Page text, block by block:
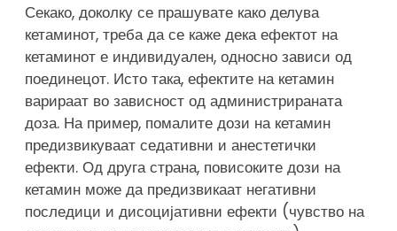
Секако, доколку се прашувате како делува
кетаминот, треба да се каже дека ефектот на
кетаминот е индивидуален, односно зависи од
поединецот. Исто така, ефектите на кетамин
варираат во зависност од администрираната
доза. На пример, помалите дози на кетамин
предизвикуваат седативни и анестетички
ефекти. Од друга страна, повисоките дози на
кетамин може да предизвикаат негативни
последици и дисоцијативни ефекти (чувство на